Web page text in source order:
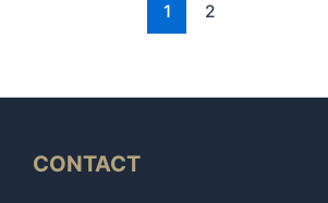
1 2
CONTACT